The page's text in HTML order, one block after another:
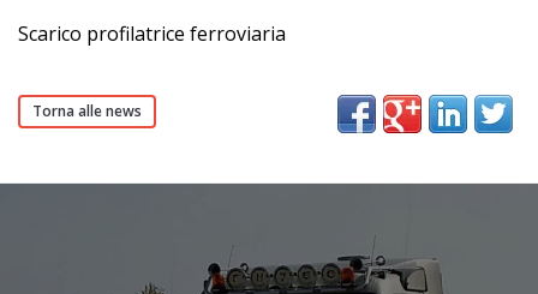
Scarico profilatrice ferroviaria
Torna alle news